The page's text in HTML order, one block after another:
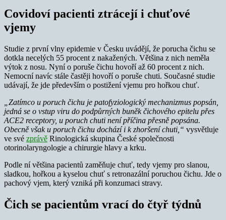
Covidoví pacienti ztrácejí i chuťové
vjemy
Studie z první vlny epidemie v Česku uvádějí, že porucha čichu se
dotkla necelých 55 procent z nakažených. Většina z nich neměla
výtok z nosu. Nyní o poruše čichu hovoří až 60 procent z nich.
Nemocní navíc stále častěji hovoří o poruše chuti. Současné studie
udávají, že jde především o postižení vjemu pro hořkou chuť.
„Zatímco u poruch čichu je patofyziologický mechanizmus popsán,
jedná se o vstup viru do podpůrných buněk čichového epitelu přes
ACE2 receptory, u poruch chuti není příčina přesně popsána.
Obecně však u poruch čichu dochází i k zhoršení chuti,“ vysvětluje
ve své zprávě Rinologická skupina České společnosti
otorinolaryngologie a chirurgie hlavy a krku.
Podle ní většina pacientů zaměňuje chuť, tedy vjemy pro slanou,
sladkou, hořkou a kyselou chuť s retronazální poruchou čichu. Jde o
pachový vjem, který vzniká při konzumaci stravy.
Čich se pacientům vrací do čtyř týdnů